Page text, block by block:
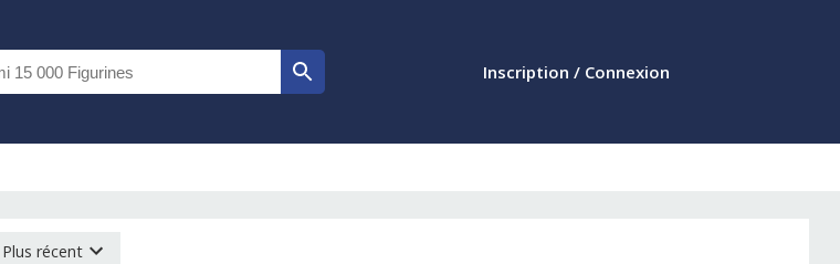
Inscription / Connexion
Plus récent